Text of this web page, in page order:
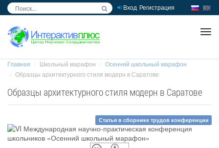
Вход Регистрация
Главная Школьный марафон
Осенний школьный марафон
Образцы архитектурного стиля модерн в Саратове
Образцы архитектурного стиля модерн в Саратове
Статья в сборнике трудов конференции